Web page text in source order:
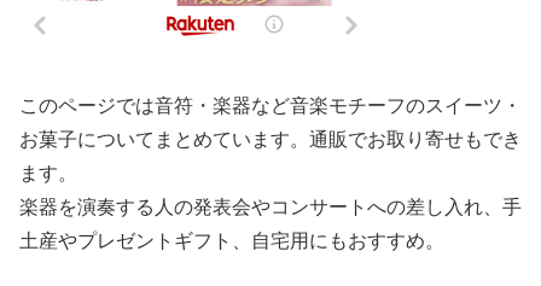
このページでは音符・楽器など音楽モチーフのスイーツ・
お菓子についてまとめています。通販でお取り寄せもでき
ます。
楽器を演奏する人の発表会やコンサートへの差し入れ、手
土産やプレゼントギフト、自宅用にもおすすめ。